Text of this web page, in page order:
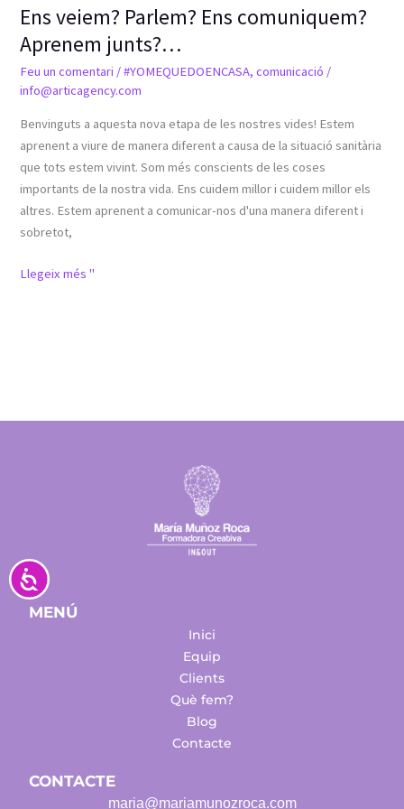
Accesibilidad
Ens veiem? Parlem? Ens comuniquem?
Aprenem junts?…
Feu un comentari /#YOMEQUEDOENCASA,comunicació /
info@articagency.com
Benvinguts a aquesta nova etapa de les nostres vides! Estem
aprenent a viure de manera diferent a causa de la situació sanitària
que tots estem vivint. Som més conscients de les coses
importants de la nostra vida. Ens cuidem millor i cuidem millor els
altres. Estem aprenent a comunicar-nos d'una manera diferent i
sobretot,
Llegeix més "
MENÚ
Inici
Equip
Clients
Què fem?
Blog
Contacte
CONTACTE
maria@mariamunozroca.com